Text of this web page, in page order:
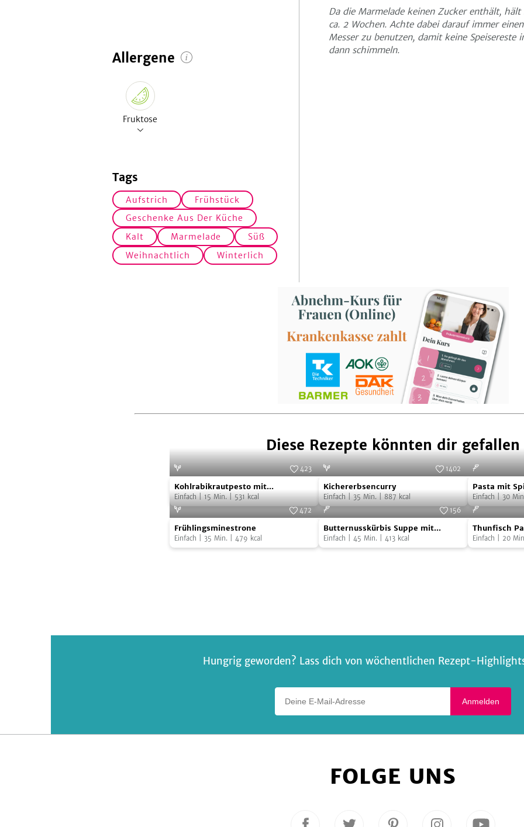
Allergene
Fruktose
Tags
Aufstrich
Frühstück
Geschenke Aus Der Küche
Kalt
Marmelade
Süß
Weihnachtlich
Winterlich
Da die Marmelade keinen Zucker enthält,
ca. 2 Wochen. Achte dabei darauf immer
Messer zu benutzen, damit keine Speisereste
dann schimmeln.
Diese Rezepte könnten dir gefallen
Kohlrabikrautpesto
mit
Linsennudeln
Foto:
423
Kohlrabikrautpesto mit
Linsennudeln
Einfach|15 Min.|531kcal
Kichererbsencurry
1402
Kichererbsencurry
Einfach|35 Min.|887kcal
Pasta
mit
Spinat-
Lachs-
Sauce
Pasta mit
Einfach|30
Frühlingsminestrone
472
Frühlingsminestrone
Einfach 35 Min. 479 kcal
Butternusskürbis
Suppe
mit
Foto:SevenCooks
156
Butternusskürbis Suppe mit
Prosciutto
Einfach 45 Min. 413kcal
Thunfisch
Pasta
Thunfisch
Einfach 20
Hungrig geworden? Lass dich von wöchentlichen Rezept-
Anmelden
FOLGE UNS